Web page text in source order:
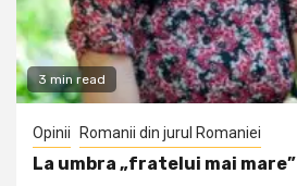
3 min read
Opinii Romanii din jurul Romaniei
La umbra „fratelui mai mare”